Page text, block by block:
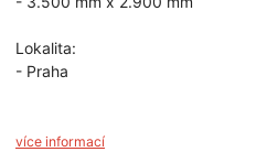
Lokalita:
- Praha
více informací